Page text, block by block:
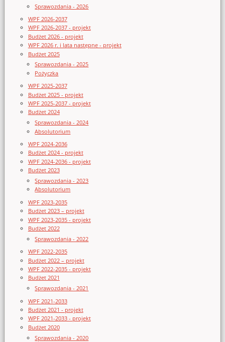
Sprawozdania - 2026
WPF 2026-2037
WPF 2026-2037 - projekt
Budżet 2026 - projekt
WPF 2026 r. i lata następne - projekt
Budżet 2025
Sprawozdania - 2025
Pożyczka
WPF 2025-2037
Budżet 2025 - projekt
WPF 2025-2037 - projekt
Budżet 2024
Sprawozdania - 2024
Absolutorium
WPF 2024-2036
Budżet 2024 - projekt
WPF 2024-2036 - projekt
Budżet 2023
Sprawozdania - 2023
Absolutorium
WPF 2023-2035
Budżet 2023 – projekt
WPF 2023-2035 - projekt
Budżet 2022
Sprawozdania - 2022
WPF 2022-2035
Budżet 2022 – projekt
WPF 2022-2035 - projekt
Budżet 2021
Sprawozdania - 2021
WPF 2021-2033
Budżet 2021 - projekt
WPF 2021-2033 - projekt
Budżet 2020
Sprawozdania - 2020